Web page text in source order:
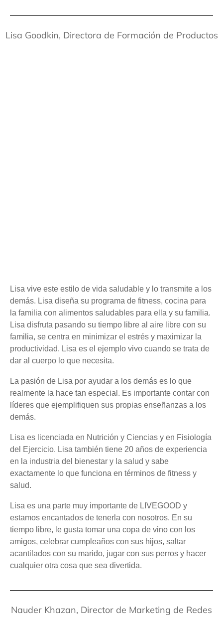
Lisa Goodkin, Directora de Formación de Productos
Lisa vive este estilo de vida saludable y lo transmite a los
demás. Lisa diseña su programa de fitness, cocina para
la familia con alimentos saludables para ella y su familia.
Lisa disfruta pasando su tiempo libre al aire libre con su
familia, se centra en minimizar el estrés y maximizar la
productividad. Lisa es el ejemplo vivo cuando se trata de
dar al cuerpo lo que necesita.
La pasión de Lisa por ayudar a los demás es lo que
realmente la hace tan especial. Es importante contar con
líderes que ejemplifiquen sus propias enseñanzas a los
demás.
Lisa es licenciada en Nutrición y Ciencias y en Fisiología
del Ejercicio. Lisa también tiene 20 años de experiencia
en la industria del bienestar y la salud y sabe
exactamente lo que funciona en términos de fitness y
salud.
Lisa es una parte muy importante de LIVEGOOD y
estamos encantados de tenerla con nosotros. En su
tiempo libre, le gusta tomar una copa de vino con los
amigos, celebrar cumpleaños con sus hijos, saltar
acantilados con su marido, jugar con sus perros y hacer
cualquier otra cosa que sea divertida.
Nauder Khazan, Director de Marketing de Redes